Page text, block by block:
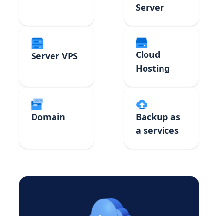
Server
Server VPS
Cloud
Hosting
Domain
Backup as
a services